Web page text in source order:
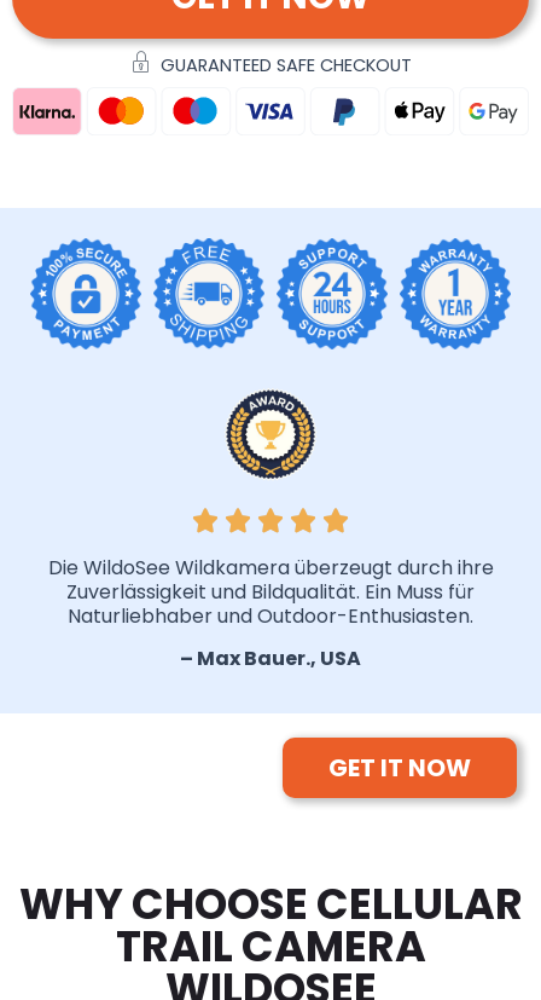
GUARANTEED SAFE CHECKOUT
Die WildoSee Wildkamera überzeugt durch ihre
Zuverlässigkeit und Bildqualität. Ein Muss für
Naturliebhaber und Outdoor-Enthusiasten.
– Max Bauer., USA
GET IT NOW
WHY CHOOSE CELLULAR
TRAIL CAMERA